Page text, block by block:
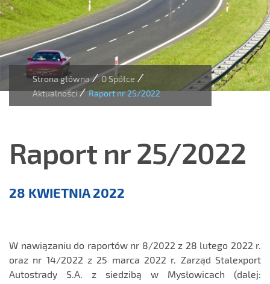
Strona główna/ O Spółce /
Aktualności/ Raport nr 25/2022
Raport nr 25/2022
28 KWIETNIA 2022
W nawiązaniu do raportów nr 8/2022 z 28 lutego 2022 r.
oraz nr 14/2022 z 25 marca 2022 r. Zarząd Stalexport
Autostrady S.A. z siedzibą w Mysłowicach (dalej: